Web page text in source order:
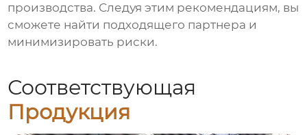
производства. Следуя этим рекомендациям, вы
сможете найти подходящего партнера и
минимизировать риски.
Соответствующая
Продукция